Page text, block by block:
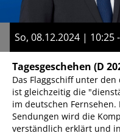
So, 08.12.2024 | 10:25
Tagesgeschehen (D
Das Flaggschiff unter
ist gleichzeitig die
im deutschen
Sendungen wird die
verständlich erklärt und